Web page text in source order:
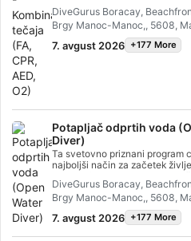
medicinskih primerih. V tem
potapljaškem programu lahko
temah se želite učiti, vključno
pomočjo, oživljanjem in
v nujnih primerih. Ko boste
delovali kot reševalec v nujnih
pomoč in oživljanje, dajali kisik
AED v nujnih medicinskih
specializacijski certifikat SSI
danes!
DiveGurus Boracay,
Brgy Manoc-Manoc,, 5608,
7. avgust 2026 +177 More
Potapljač odprtih voda
Diver)
Ta svetovno priznani program
najboljši način za začetek
kot certificiran Scuba potapljač
Prilagojeno usposabljanje je
vajami v vodi, da bi vam
izkušnje, ki so potrebne za
vodo. Pridobili boste certifikat
DiveGurus Boracay,
Brgy Manoc-Manoc,, 5608,
7. avgust 2026 +177 More